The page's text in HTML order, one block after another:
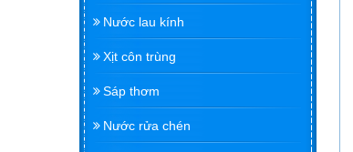
Nước lau kính
Xịt côn trùng
Sáp thơm
Nước rửa chén